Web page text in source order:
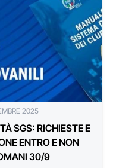
2025
SGS: RICHIESTE E
ENTRO E NON
30/9